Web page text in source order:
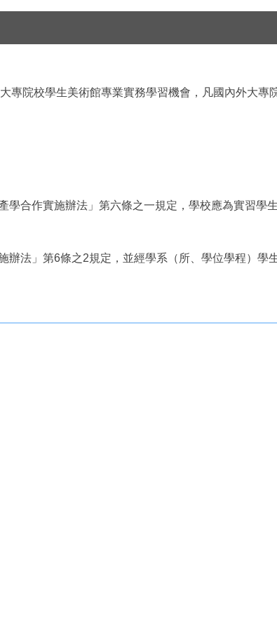
院校學生美術館專業實務學習機會，凡國內外大專
合作實施辦法」第六條之一規定，學校應為實習學
辦法」第6條之2規定，並經學系（所、學位學程）學